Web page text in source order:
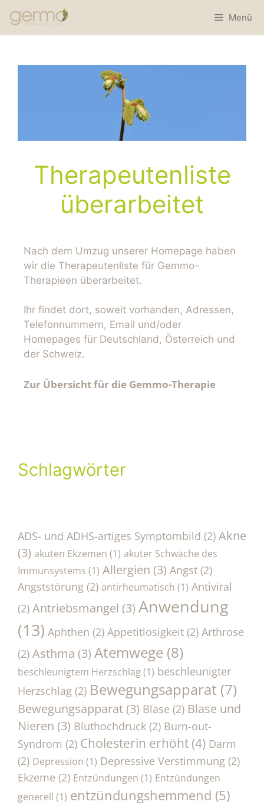
Menü
Therapeutenliste
überarbeitet
Nach dem Umzug unserer Homepage haben
wir die Therapeutenliste für Gemmo-
Therapieen überarbeitet.
Ihr findet dort, soweit vorhanden, Adressen,
Telefonnummern, Email und/oder
Homepages für Deutschland, Österreich und
der Schweiz.
Zur Übersicht für die Gemmo-Therapie
Schlagwörter
ADS- und ADHS-artiges Symptombild (2) Akne
(3) akuten Ekzemen (1) akuter Schwäche des
Immunsystems (1) Allergien (3) Angst (2)
Angststörung (2) antirheumatisch (1) Antiviral
(2) Antriebsmangel (3) Anwendung
(13) Aphthen (2) Appetitlosigkeit (2) Arthrose
(2) Asthma (3) Atemwege (8)
beschleunigtem Herzschlag(1) beschleunigter
Herzschlag (2) Bewegungsapparat (7)
Bewegungsapparat (3) Blase (2) Blase und
Nieren (3) Bluthochdruck (2) Burn-out-
Syndrom (2) Cholesterin erhöht (4) Darm
(2) Depression (1) Depressive Verstimmung (2)
Ekzeme (2) Entzündungen (1) Entzündungen
generell (1) entzündungshemmend (5)